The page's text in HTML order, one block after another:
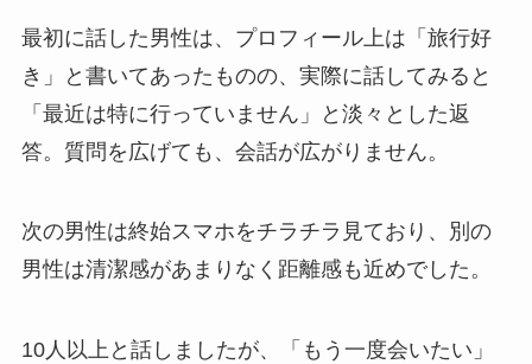
最初に話した男性は、プロフィール上は「旅行好
き」と書いてあったものの、実際に話してみると
「最近は特に行っていません」と淡々とした返
答。質問を広げても、会話が広がりません。
次の男性は終始スマホをチラチラ見ており、別の
男性は清潔感があまりなく距離感も近めでした。
10人以上と話しましたが、「もう一度会いたい」